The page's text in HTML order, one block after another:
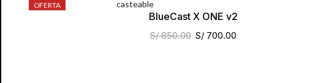
OFERTA
BlueCast X ONE v2
S/850.00 S/700.00